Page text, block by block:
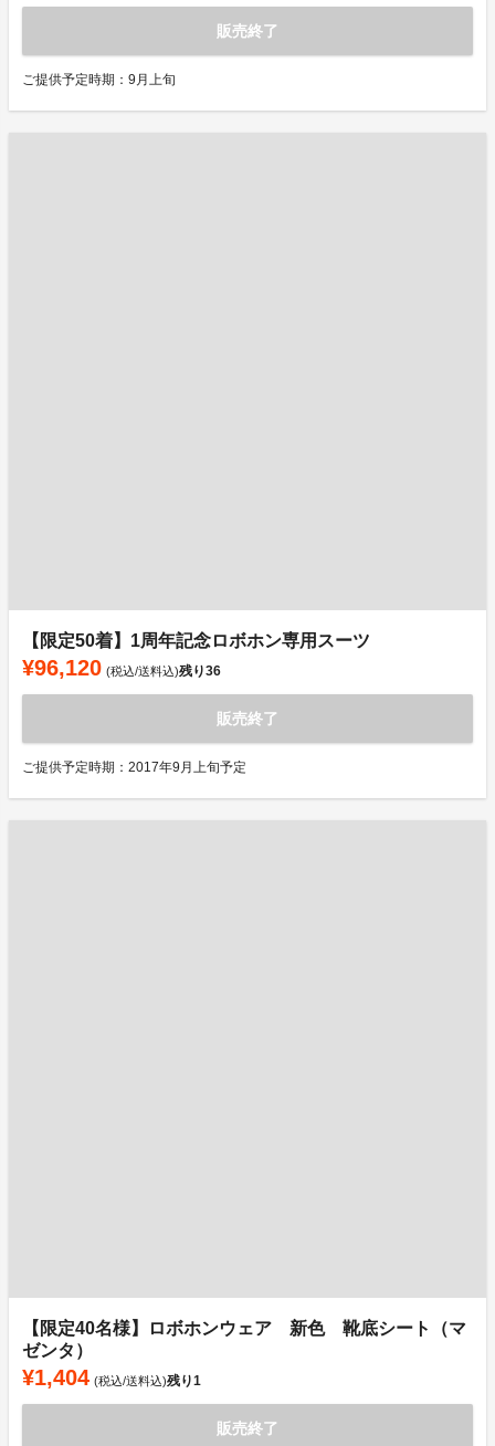
販売終了
ご提供予定時期：9月上旬
【限定50着】1周年記念ロボホン専用スーツ
¥96,120 (税込/送料込)残り36
販売終了
ご提供予定時期：2017年9月上旬予定
【限定40名様】ロボホンウェア 新色 靴底シート（マ
ゼンタ）
¥1,404 (税込/送料込)残り1
販売終了